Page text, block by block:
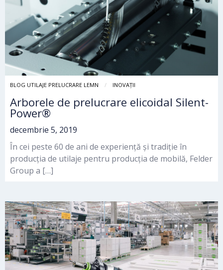
BLOG UTILAJE PRELUCRARE LEMN INOVAȚII
Arborele de prelucrare elicoidal Silent-
Power®
decembrie 5, 2019
În cei peste 60 de ani de experiență și tradiție în
producția de utilaje pentru producția de mobilă, Felder
Group a […]